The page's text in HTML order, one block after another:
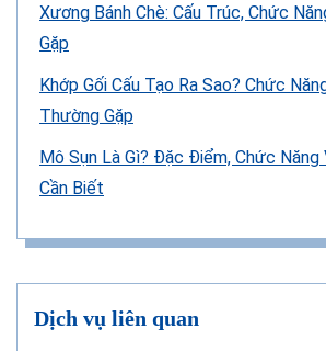
Xương Bánh Chè: Cấu Trúc, Chức
Gặp
Khớp Gối Cấu Tạo Ra Sao? Chức
Thường Gặp
Mô Sụn Là Gì? Đặc Điểm, Chức
Cần Biết
Dịch vụ liên quan